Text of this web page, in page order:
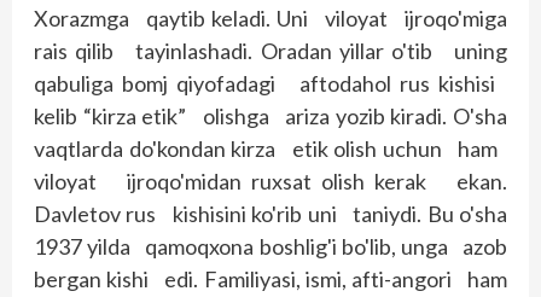
Xorazmga qaytib keladi. Uni viloyat ijroqo'miga
rais qilib ta­yinlashadi. Oradan yillar o'tib uning
qabuliga bomj qiyofadagi aftodahol rus kishisi
kelib “kirza etik” olishga ariza yozib kiradi. O'sha
vaqtlarda do'kondan kirza etik olish uchun ham
viloyat ijroqo'midan ruxsat olish kerak ekan.
Davletov rus kishisini ko'rib uni taniydi. Bu o'sha
1937 yilda qamoqxona boshlig'i bo'lib, unga azob
bergan kishi edi. Familiyasi, ismi, afti-angori ham